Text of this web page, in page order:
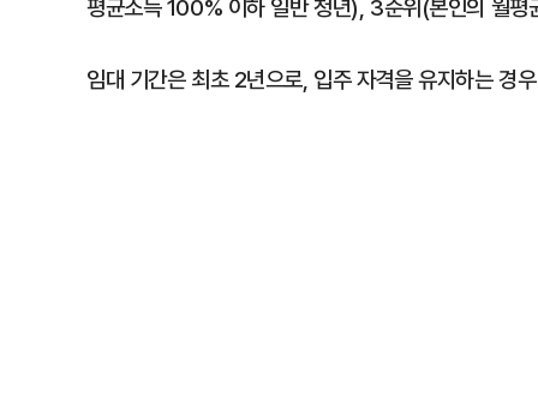
평균소득 100% 이하 일반 청년), 3순위(본인의 월
임대 기간은 최초 2년으로, 입주 자격을 유지하는 경